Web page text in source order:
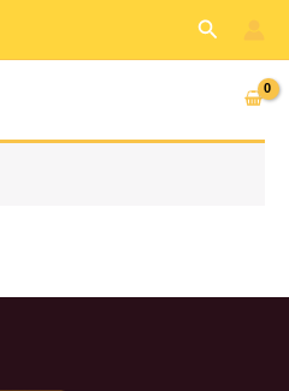
Buscar